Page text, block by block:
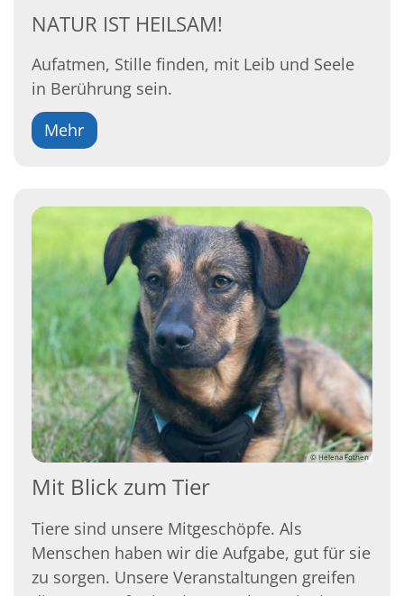
NATUR IST HEILSAM!
Aufatmen, Stille finden, mit Leib und Seele
in Berührung sein.
Mehr
© Helena Fothen
Mit Blick zum Tier
Tiere sind unsere Mitgeschöpfe. Als
Menschen haben wir die Aufgabe, gut für sie
zu sorgen. Unsere Veranstaltungen greifen